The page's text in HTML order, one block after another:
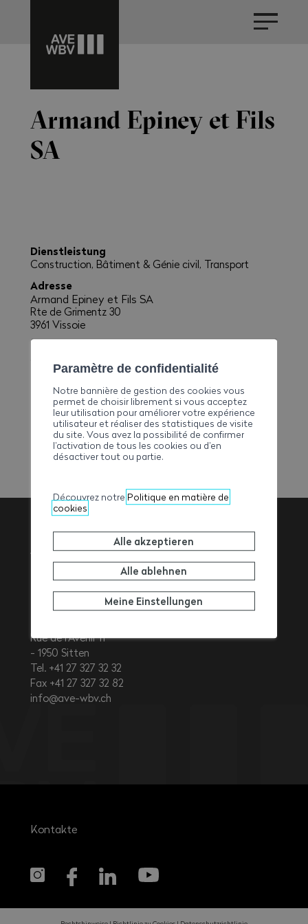
Armand Epiney et Fils
SA
Dienstleistung
Construction, Bâtiment & Génie civil, Transport
Adresse
Armand Epiney et Fils SA
Rte de Grimentz 30
3961 Vissoie
E-Mail
+41274751504
+41274752642
Walliser
Baumeisterverband
Rue de l’Avenir 11
1950 Sitten
Tel. +41 27 327 32 32
Fax +41 27 327 32 82
info@ave-wbv.ch
Kontakte
Paramètre de confidentialité
Notre bannière de gestion des cookies vous
permet de choisir librement si vous acceptez
leur utilisation pour améliorer votre expérience
utilisateur et réaliser des statistiques de visite
du site. Vous avez la possibilité de confirmer
l’activation de tous les cookies ou d’en
désactiver tout ou partie.
Découvrez notre Politique en matière de
cookies
Alle akzeptieren
Alle ablehnen
Meine Einstellungen